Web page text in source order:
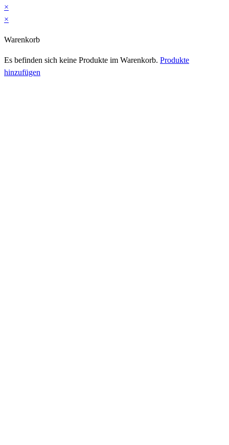
×
×
Warenkorb
Es befinden sich keine Produkte im Warenkorb. Produkte
hinzufügen